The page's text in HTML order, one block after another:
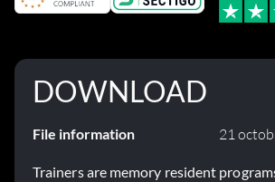
DOWNLOAD
File information 21
Trainers are memory resident